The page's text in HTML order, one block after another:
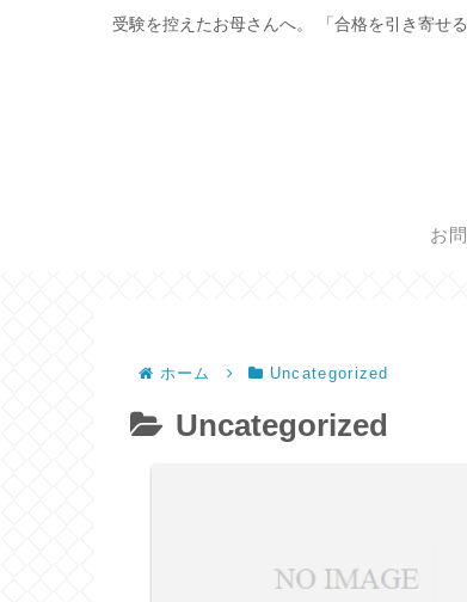
受験を控えたお母さんへ。 「合格を引き寄せ
お
ホーム Uncategorized
Uncategorized